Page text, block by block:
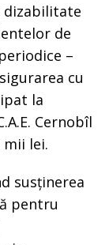
dizabilitate
de
–
cu
la
Cernobîl
lei.
susținerea
pentru